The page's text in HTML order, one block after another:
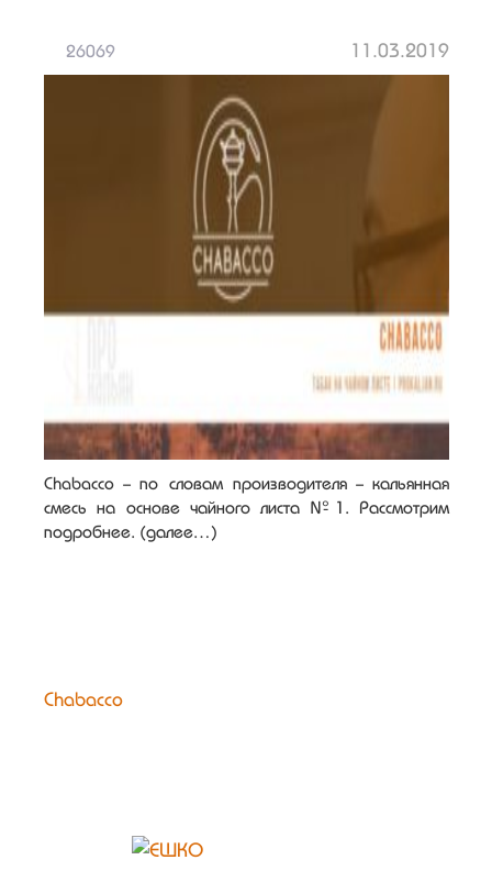
11.03.2019
26069
Chabacco - по словам производителя - кальянная
смесь на основе чайного листа №1. Рассмотрим
подробнее. (далее…)
Chabacco